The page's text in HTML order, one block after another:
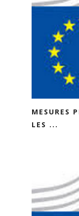
MESURES
LES ...